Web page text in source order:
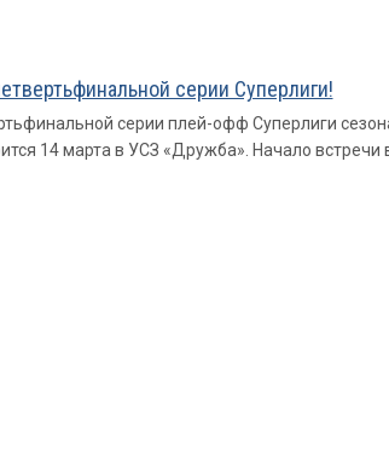
серии Суперлиги!
серии плей-офф Суперлиги
14 марта в УСЗ «Дружба». Начало встречи